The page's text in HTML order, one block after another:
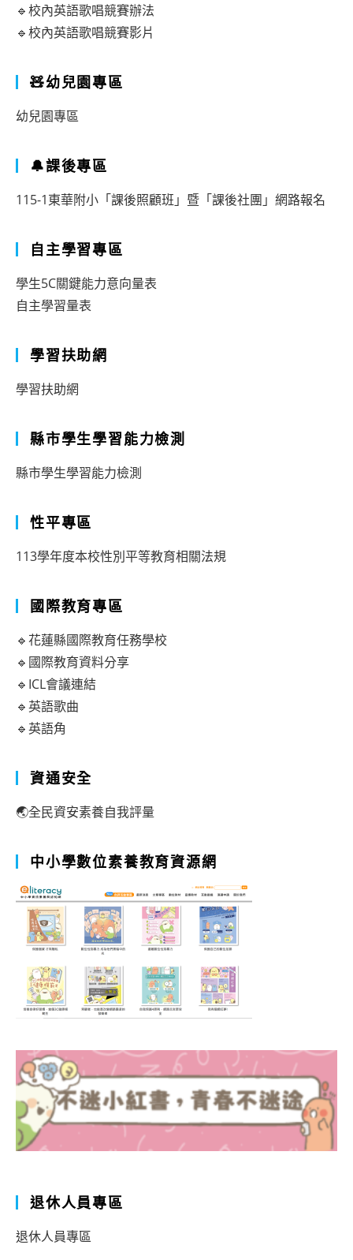
🔹校內英語歌唱競賽辦法
🔹校內英語歌唱競賽影片
🧸幼兒園專區
幼兒園專區
🔔課後專區
115-1東華附小「課後照顧班」暨「課後社團」網路報名
自主學習專區
學生5C關鍵能力意向量表
自主學習量表
學習扶助網
學習扶助網
縣市學生學習能力檢測
縣市學生學習能力檢測
性平專區
113學年度本校性別平等教育相關法規
國際教育專區
🔹花蓮縣國際教育任務學校
🔹國際教育資料分享
🔹ICL會議連結
🔹英語歌曲
🔹英語角
資通安全
🌏全民資安素養自我評量
中小學數位素養教育資源網
退休人員專區
退休人員專區